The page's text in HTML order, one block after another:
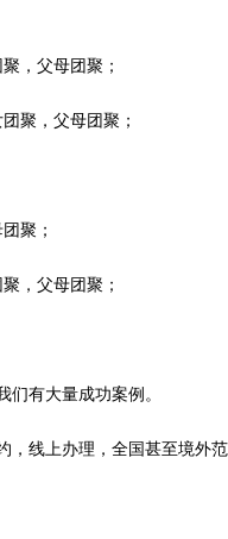
，父母团聚；
聚，父母团聚；
聚；
，父母团聚；
们有大量成功案例。
线上办理，全国甚至境外范